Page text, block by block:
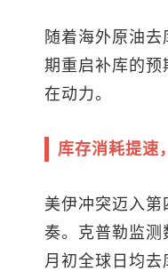
随着海外原油
期重启补库的
在动力。
库存消耗提速
美伊冲突迈入
奏。克普勒监
月初全球日均去